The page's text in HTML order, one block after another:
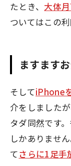
たとき、 大体
ついてはこの
ますます
そしてiPhone
介をしました
タダ同然です
しかありませ
てさらに1足手